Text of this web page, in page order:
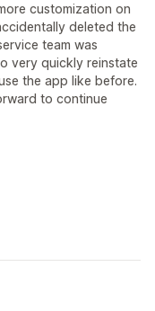
customization on
deleted the
team was
very quickly reinstate
the app like before.
to continue